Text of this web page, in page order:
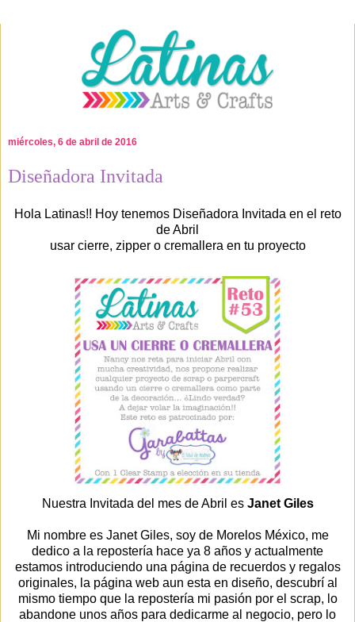
miércoles, 6 de abril de 2016
Diseñadora Invitada
Hola Latinas!! Hoy tenemos Diseñadora Invitada en el reto
de Abril
usar cierre, zipper o cremallera en tu proyecto
Nuestra Invitada del mes de Abril es Janet Giles
Mi nombre es Janet Giles, soy de Morelos México, me
dedico a la repostería hace ya 8 años y actualmente
estamos introduciendo una página de recuerdos y regalos
originales, la página web aun esta en diseño, descubrí al
mismo tiempo que la repostería mi pasión por el scrap, lo
abandone unos años para dedicarme al negocio, pero lo